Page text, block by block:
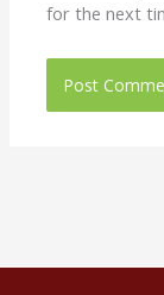
for the next